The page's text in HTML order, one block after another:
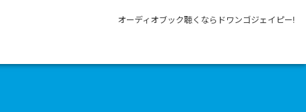
オーディオブック聴くならドワンゴジェイピー!